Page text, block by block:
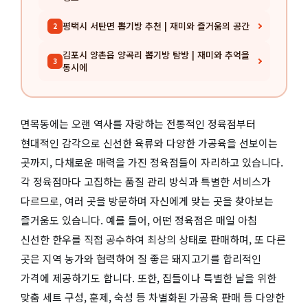
2 평택시 서탄면 뽑기방 추천 | 재미와 즐거움의 공간
3 김포시 양촌읍 양곡리 뽑기방 탐방 | 재미와 추억을
동시에
면목동에는 오랜 역사를 자랑하는 전통적인 정육점부터
현대적인 감각으로 신선한 육류와 다양한 가공육을 선보이는
곳까지, 다채로운 매력을 가진 정육점들이 자리하고 있습니다.
각 정육점마다 고집하는 품질 관리 방식과 특별한 서비스가
다르므로, 여러 곳을 방문하며 자신에게 맞는 곳을 찾아보는
즐거움도 있습니다. 예를 들어, 어떤 정육점은 매일 아침
신선한 한우를 직접 공수하여 최상의 상태로 판매하며, 또 다른
곳은 지역 농가와 협력하여 질 좋은 돼지고기를 합리적인
가격에 제공하기도 합니다. 또한, 집들이나 특별한 날을 위한
맞춤 세트 구성, 훈제, 숙성 등 차별화된 가공육 판매 등 다양한